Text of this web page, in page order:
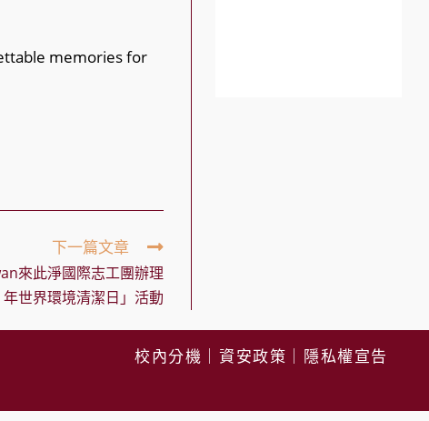
memories for
下一篇文章
來此淨國際志工團辦理
年世界環境清潔日」活動
校內分機 資安政策 隱私權宣告